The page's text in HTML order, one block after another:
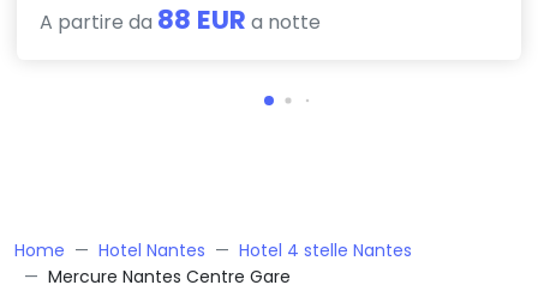
A partire da 88 EUR a notte
Home Hotel Nantes
Hotel 4 stelle Nantes
Mercure Nantes Centre Gare